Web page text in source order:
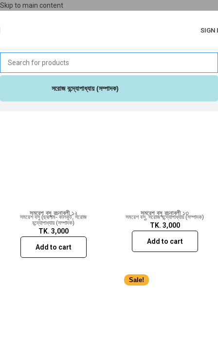
Skip to main content
SIGN
সরোজ বন্দ্যোপাধ্যায় (সম্পাদক)
সমরেশ বসু রচনাবলী ১২
সমরেশ বসু (ছদ্মনাম- কালকূট, সরোজ
বন্দ্যোপাধ্যায় (সম্পাদক)
TK. 3,000
Add to cart
সমরেশ বসু রচনাবলী ১৩
সমরেশ বসু,সরোজ বন্দ্যোপাধ্যায় (সম্পাদক)
TK. 3,000
Add to cart
Sale!